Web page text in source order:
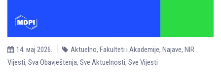
14. мај 2026. Aktuelno, Fakulteti i Akademije, Najave, NIR
Vijesti, Sva Obavještenja, Sve Aktuelnosti, Sve Vijesti